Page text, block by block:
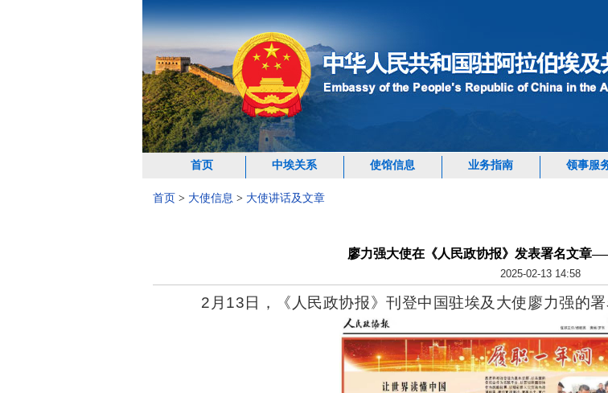
首页 中埃关系 使馆信息 业务指南 领事服
首页 > 大使信息 > 大使讲话及文章
廖力强大使在《人民政协报》发表署名文章
2025-02-13 14:58
2月13日，《人民政协报》刊登中国驻埃及大使廖力强的